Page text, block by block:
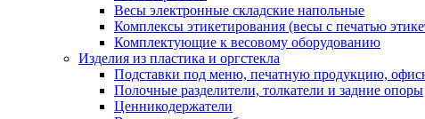
Весы электронные складские напольные
Комплексы этикетирования (весы с печатью
Комплектующие к весовому оборудованию
Изделия из пластика и оргстекла
Подставки под меню, печатную продукцию,
Полочные разделители, толкатели и задние опоры
Ценникодержатели